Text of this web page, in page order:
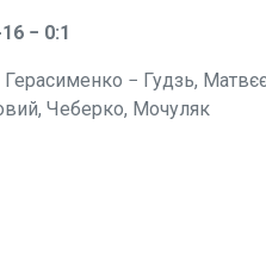
− 0:1
Герасименко − Гудзь,
Чеберко, Мочуляк